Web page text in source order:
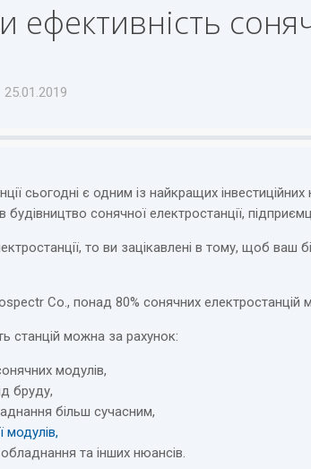
ефективність
25.01.2019
сьогодні є одним із найкращих
будівництво сонячної електростанції,
то ви зацікавлені в тому, щоб ваш
Co., понад 80% сонячних електростанцій
станцій можна за рахунок:
модулів,
бруду,
більш сучасним,
модулів,
та інших нюансів.